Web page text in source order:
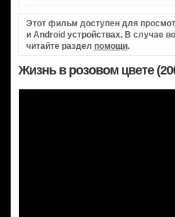
Этот фильм доступен для
и Android устройствах. В случае
читайте раздел помощи.
Жизнь в розовом цвете